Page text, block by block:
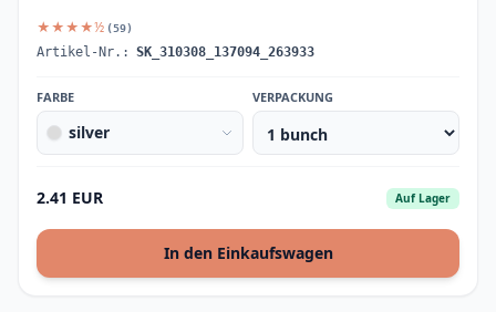
★★★★½ (59)
Artikel-Nr.: SK_310308_137094_263933
FARBE
silver
VERPACKUNG
2.41 EUR Auf Lager
In den Einkaufswagen